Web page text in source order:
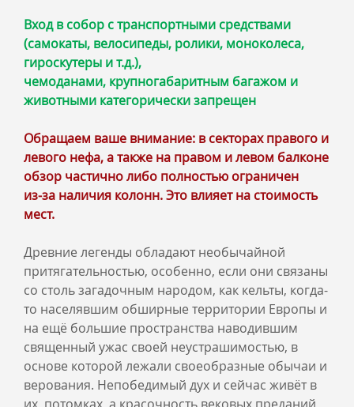
Вход в собор с транспортными средствами
(самокаты, велосипеды, ролики, моноколеса,
гироскутеры и т.д.),
чемоданами, крупногабаритным багажом и
животными категорически запрещен
Обращаем ваше внимание: в секторах правого и
левого нефа, а также на правом и левом балконе
обзор частично либо полностью ограничен
из‑за наличия колонн. Это влияет на стоимость
мест.
Древние легенды обладают необычайной
притягательностью, особенно, если они связаны
со столь загадочным народом, как кельты, когда-
то населявшим обширные территории Европы и
на ещё большие пространства наводившим
священный ужас своей неустрашимостью, в
основе которой лежали своеобразные обычаи и
верования. Непобедимый дух и сейчас живёт в